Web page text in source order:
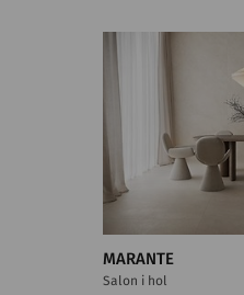
MARANTE
Salon i hol